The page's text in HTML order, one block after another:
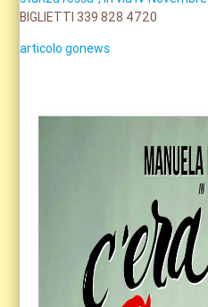
BIGLIETTI 339 828 4720
articolo gonews